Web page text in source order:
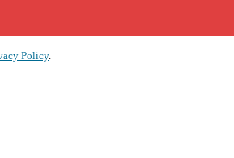
Policy.